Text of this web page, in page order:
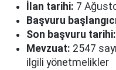
İlan tarihi: 7
Başvuru
Son başvuru tarihi:
Mevzuat: 2547
ilgili yönetmelikler